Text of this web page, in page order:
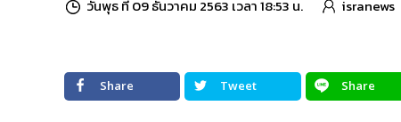
วันพุธ ที่ 09 ธันวาคม 2563 เวลา 18:53 น. isranews
Share Tweet Share